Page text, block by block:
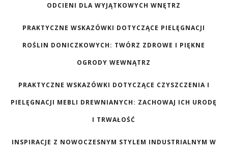
ODCIENI DLA WYJĄTKOWYCH WNĘTRZ
PRAKTYCZNE WSKAZÓWKI DOTYCZĄCE PIELĘGNACJI
ROŚLIN DONICZKOWYCH: TWÓRZ ZDROWE I PIĘKNE
OGRODY WEWNĄTRZ
PRAKTYCZNE WSKAZÓWKI DOTYCZĄCE CZYSZCZENIA I
PIELĘGNACJI MEBLI DREWNIANYCH: ZACHOWAJ ICH URODĘ
I TRWAŁOŚĆ
INSPIRACJE Z NOWOCZESNYM STYLEM INDUSTRIALNYM W